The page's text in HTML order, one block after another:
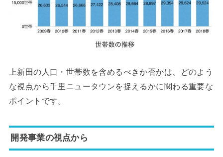
上新田の人口・世帯数を含めるべきか否かは、どのよう
な視点から千里ニュータウンを捉えるかに関わる重要な
ポイントです。
開発事業の視点から